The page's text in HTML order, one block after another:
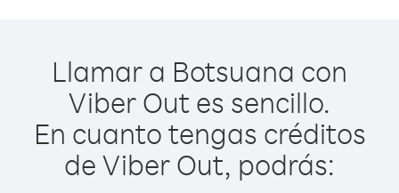
Llamar a Botsuana con
Viber Out es sencillo.
En cuanto tengas créditos
de Viber Out, podrás: